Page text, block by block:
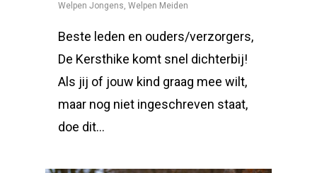
Welpen Jongens, Welpen Meiden
Beste leden en ouders/verzorgers,
De Kersthike komt snel dichterbij!
Als jij of jouw kind graag mee wilt,
maar nog niet ingeschreven staat,
doe dit…